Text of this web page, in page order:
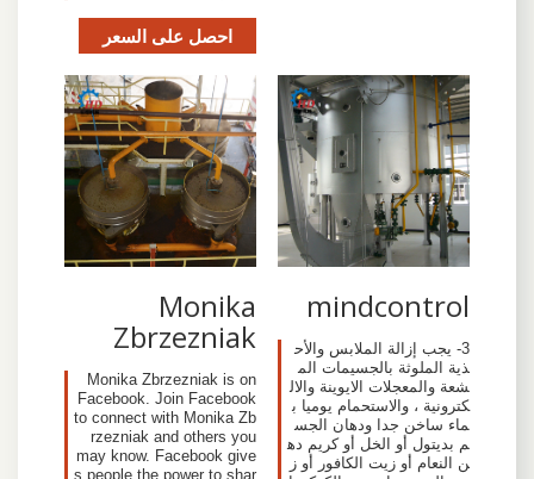
احصل على السعر
mindcontrol
3- يجب إزالة الملابس والأح
ذية الملوثة بالجسيمات الم
شعة والمعجلات الايوينة والال
كترونية ، والاستحمام يوميا ب
ماء ساخن جدا ودهان الجس
م بديتول أو الخل أو كريم ده
ن النعام أو زيت الكافور أو ز
Monika
Zbrzezniak
Monika Zbrzezniak is on
Facebook. Join Facebook
to connect with Monika Zb
rzezniak and others you
may know. Facebook give
s people the power to shar